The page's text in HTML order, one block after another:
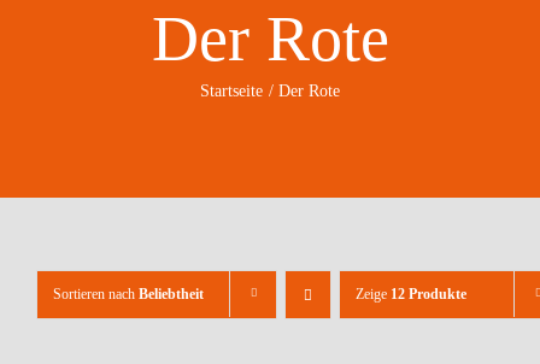
Der Rote
Startseite Der Rote
Sortieren nach Beliebtheit Zeige 12 Produkte